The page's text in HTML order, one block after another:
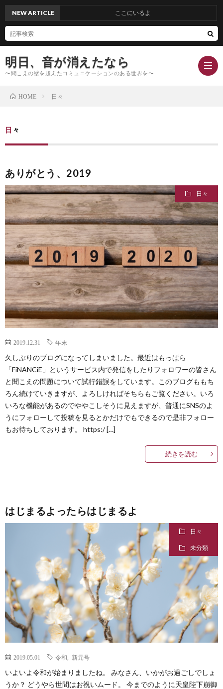
明日、音が消えたなら
〜聞こえの壁を超えたコミュニケーションのある世界を〜
NEW ARTICLE ここにいるよ
HOME 日々
日々
ありがとう、2019
日々
2019.12.31 年末
久しぶりのブログになってしまいました。最近はもっぱら
「FiNANCiE」というサービス内で発信をしたりフォロワーの皆さん
と聞こえの問題について試行錯誤をしています。このブログももち
ろん続けていきますが、よろしければそちらもご覧ください。いろ
いろな機能があるのでややこしそうに見えますが、普通にSNSのよ
うにフォローして投稿を見るとかだけでもできるので是非フォロー
もお待ちしております。 https:/ […]
続きを読む
はじまるよったらはじまるよ
日々
未分類
2019.05.01 令和 新元号
いよいよ令和が始まりましたね。 みなさん、いかがお過ごしでしょ
うか？ どうやら世間はお祝いムード。 今までのように天皇陛下崩御